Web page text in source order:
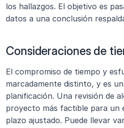
los hallazgos. El objetivo es
datos a una conclusión
Consideraciones de
El compromiso de tiempo y
marcadamente distinto, y es
planificación. Una revisión de
proyecto más factible para un
plazo ajustado. Puede llevar